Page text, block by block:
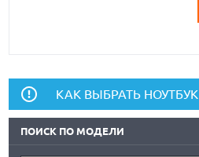
КАК ВЫБРАТЬ НОУТБУК
ПОИСК ПО МОДЕЛИ